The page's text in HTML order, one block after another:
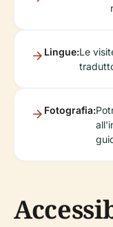
Lingue:Le
Fotografia: